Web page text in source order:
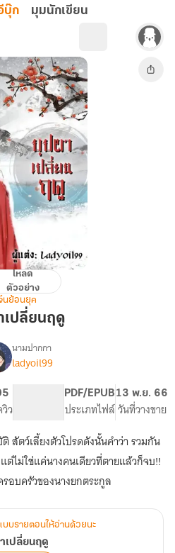
บุ๊ก มุมนักเขียน
โหลด
ตัวอย่าง
นย้อนยุค
เปลี่ยนฤดู
เรื่อง
นามปากกา
ladyoil99
ว
PDF/EPUB
ประเภทไฟล์
13 พ.ย. 66
วันที่วางขาย
สัตว์เลี้ยงตัวโปรดดังนั้นคำว่า รวมกัน
ต่ไม่ใช่แค่นางคนเดียวที่ตายแล้วก็จบ!!
รอบครัวของนางยกตระกูล
บบรายตอนให้อ่านด้วยนะ
เปลี่ยนฤดู